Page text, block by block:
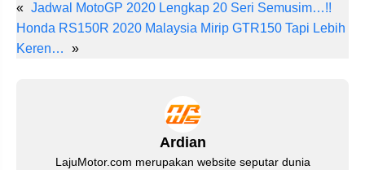
er
e
c
e
k
tt
at e
m
ail k
« Jadwal MotoGP 2020 Lengkap 20 Seri Semusim…!!
Honda RS150R 2020 Malaysia Mirip GTR150 Tapi Lebih
Keren…
»
Ardian
LajuMotor.com merupakan website seputar dunia